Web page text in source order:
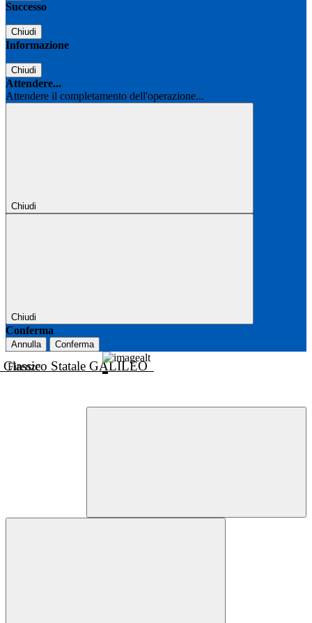
Successo
Chiudi
Informazione
Chiudi
Attendere...
Attendere il completamento dell'operazione...
Chiudi
Chiudi
Conferma
Annulla Conferma
Classico Statale GALILEO
Firenze